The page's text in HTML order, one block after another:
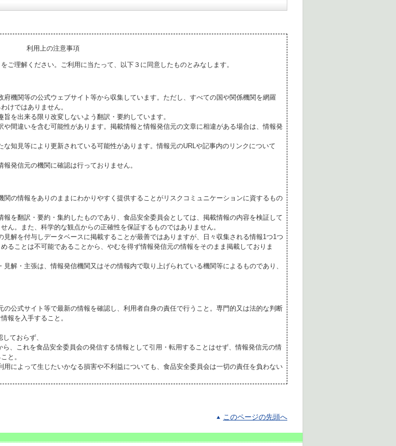
利用上の注意事項
ご理解ください。ご利用に当たって、以下３に同意したものとみなします。
機関等の公式ウェブサイト等から収集しています。ただし、すべての国や関係機関を網羅
けではありません。
を出来る限り改変しないよう翻訳・要約しています。
間違いを含む可能性があります。掲載情報と情報発信元の文章に相違がある場合は、情報発
知見等により更新されている可能性があります。情報元のURLや記事内のリンクについて
発信元の機関に確認は行っておりません。
の情報をありのままにわかりやすく提供することがリスクコミュニケーションに資するもの
を翻訳・要約・集約したものであり、食品安全委員会としては、掲載情報の内容を検証して
ん。また、科学的な観点からの正確性を保証するものではありません。
解を付与しデータベースに掲載することが最善ではありますが、日々収集される情報1つ1つ
ることは不可能であることから、やむを得ず情報発信元の情報をそのまま掲載しておりま
解・主張は、情報発信機関又はその情報内で取り上げられている機関等によるものであり、
公式サイト等で最新の情報を確認し、利用者自身の責任で行うこと。専門的又は法的な判断
報を入手すること。
ておらず、
これを食品安全委員会の発信する情報として引用・転用することはせず、情報発信元の情
と。
によって生じたいかなる損害や不利益についても、食品安全委員会は一切の責任を負わない
このページの先頭へ